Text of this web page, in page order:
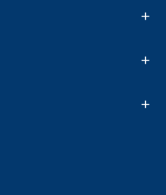
+
+
+